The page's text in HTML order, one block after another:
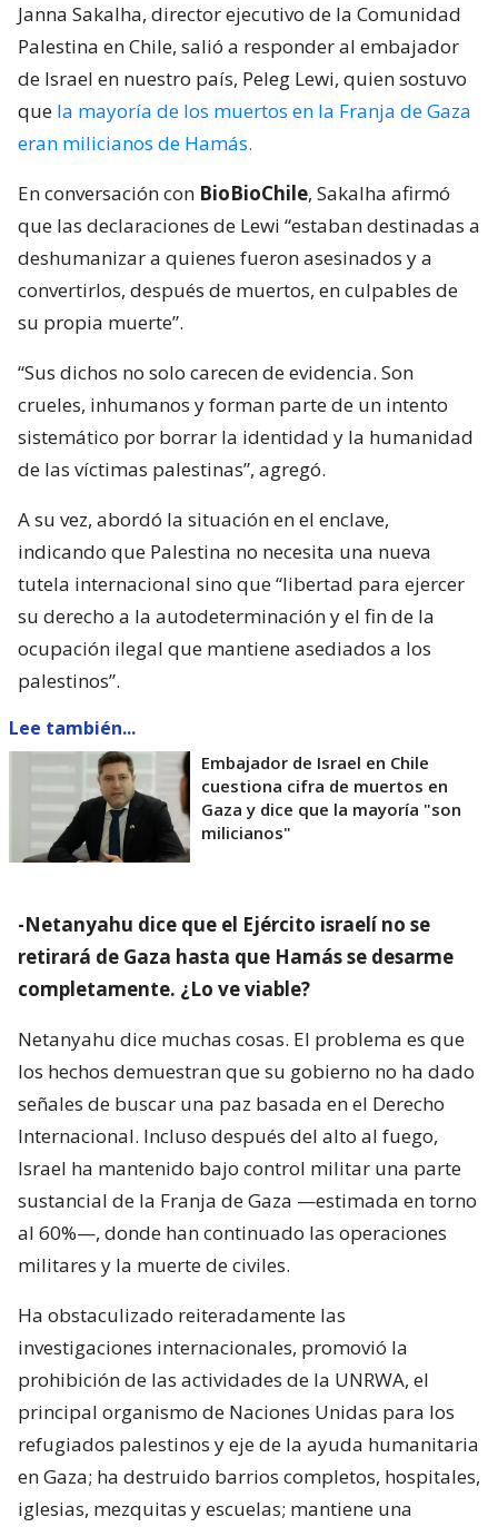
Janna Sakalha, director ejecutivo de la Comunidad
Palestina en Chile, salió a responder al embajador
de Israel en nuestro país, Peleg Lewi, quien sostuvo
que la mayoría de los muertos en la Franja de Gaza
eran milicianos de Hamás.
En conversación con BioBioChile, Sakalha afirmó
que las declaraciones de Lewi “estaban destinadas a
deshumanizar a quienes fueron asesinados y a
convertirlos, después de muertos, en culpables de
su propia muerte”.
“Sus dichos no solo carecen de evidencia. Son
crueles, inhumanos y forman parte de un intento
sistemático por borrar la identidad y la humanidad
de las víctimas palestinas”, agregó.
A su vez, abordó la situación en el enclave,
indicando que Palestina no necesita una nueva
tutela internacional sino que “libertad para ejercer
su derecho a la autodeterminación y el fin de la
ocupación ilegal que mantiene asediados a los
palestinos”.
Lee también...
Embajador de Israel en Chile
cuestiona cifra de muertos en
Gaza y dice que la mayoría "son
milicianos"
-Netanyahu dice que el Ejército israelí no se
retirará de Gaza hasta que Hamás se desarme
completamente. ¿Lo ve viable?
Netanyahu dice muchas cosas. El problema es que
los hechos demuestran que su gobierno no ha dado
señales de buscar una paz basada en el Derecho
Internacional. Incluso después del alto al fuego,
Israel ha mantenido bajo control militar una parte
sustancial de la Franja de Gaza —estimada en torno
al 60%—, donde han continuado las operaciones
militares y la muerte de civiles.
Ha obstaculizado reiteradamente las
investigaciones internacionales, promovió la
prohibición de las actividades de la UNRWA, el
principal organismo de Naciones Unidas para los
refugiados palestinos y eje de la ayuda humanitaria
en Gaza; ha destruido barrios completos, hospitales,
iglesias, mezquitas y escuelas; mantiene una